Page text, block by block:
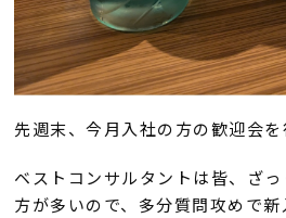
先週末、今月入社の方の歓迎会を
ベストコンサルタントは皆、ざ
方が多いので、多分質問攻めで